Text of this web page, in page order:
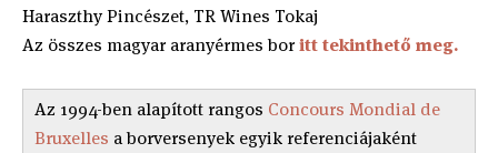
Haraszthy Pincészet, TR Wines Tokaj
Az összes magyar aranyérmes boritt tekinthető meg.
Az 1994-ben alapított rangos Concours Mondial de
Bruxelles a borversenyek egyik referenciájaként